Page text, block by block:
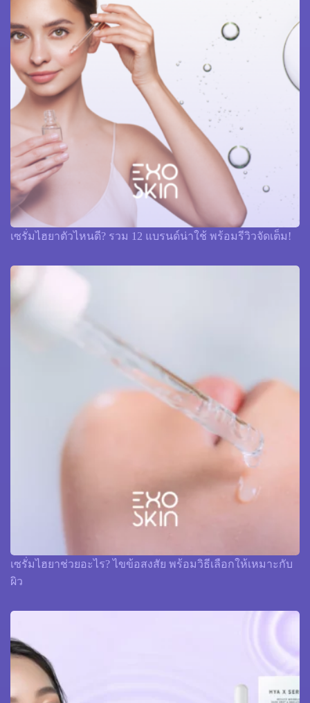
เซรั่มไฮยาตัวไหนดี? รวม 12 แบรนด์น่าใช้ พร้อมรีวิวจัดเต็ม!
เซรั่มไฮยาช่วยอะไร? ไขข้อสงสัย พร้อมวิธีเลือกให้เหมาะกับ
ผิว